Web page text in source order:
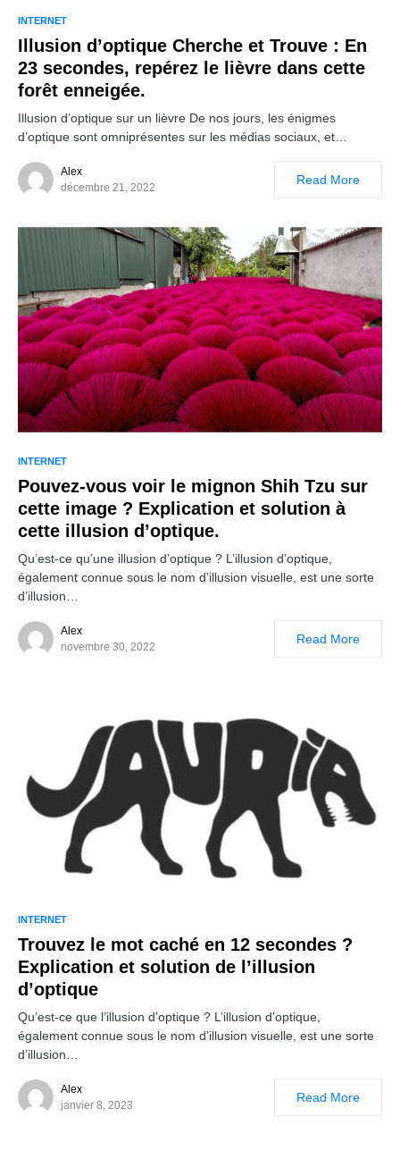
INTERNET
Illusion d’optique Cherche et Trouve : En
23 secondes, repérez le lièvre dans cette
forêt enneigée.
Illusion d’optique sur un lièvre De nos jours, les énigmes
d’optique sont omniprésentes sur les médias sociaux, et…
Alex
décembre 21, 2022
Read More
INTERNET
Pouvez-vous voir le mignon Shih Tzu sur
cette image ? Explication et solution à
cette illusion d’optique.
Qu’est-ce qu’une illusion d’optique ? L’illusion d’optique,
également connue sous le nom d’illusion visuelle, est une sorte
d’illusion…
Alex
novembre 30, 2022
Read More
INTERNET
Trouvez le mot caché en 12 secondes ?
Explication et solution de l’illusion
d’optique
Qu’est-ce que l’illusion d’optique ? L’illusion d’optique,
également connue sous le nom d’illusion visuelle, est une sorte
d’illusion…
Alex
janvier 8, 2023
Read More